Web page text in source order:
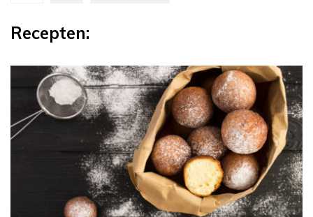
Recepten:
Recept
Robèrt van Beckhoven